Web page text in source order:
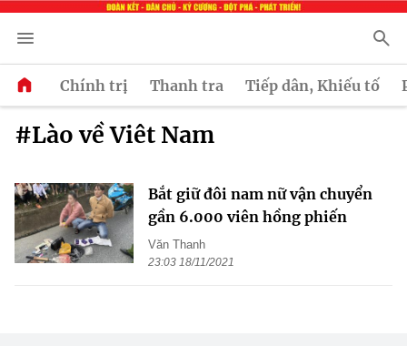
Chính trị Thanh tra Tiếp dân, Khiếu tố
#Lào về Viêt Nam
Bắt giữ đôi nam nữ vận chuyển
gần 6.000 viên hồng phiến
Văn Thanh
23:03 18/11/2021